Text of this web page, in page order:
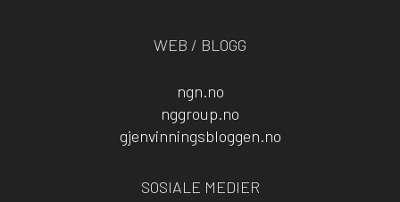
WEB / BLOGG
ngn.no
nggroup.no
gjenvinningsbloggen.no
SOSIALE MEDIER